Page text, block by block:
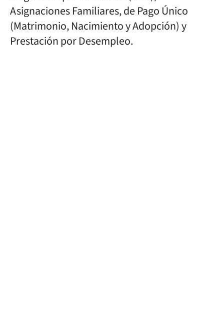
Asignaciones Familiares, de Pago Único
(Matrimonio, Nacimiento y Adopción) y
Prestación por Desempleo.